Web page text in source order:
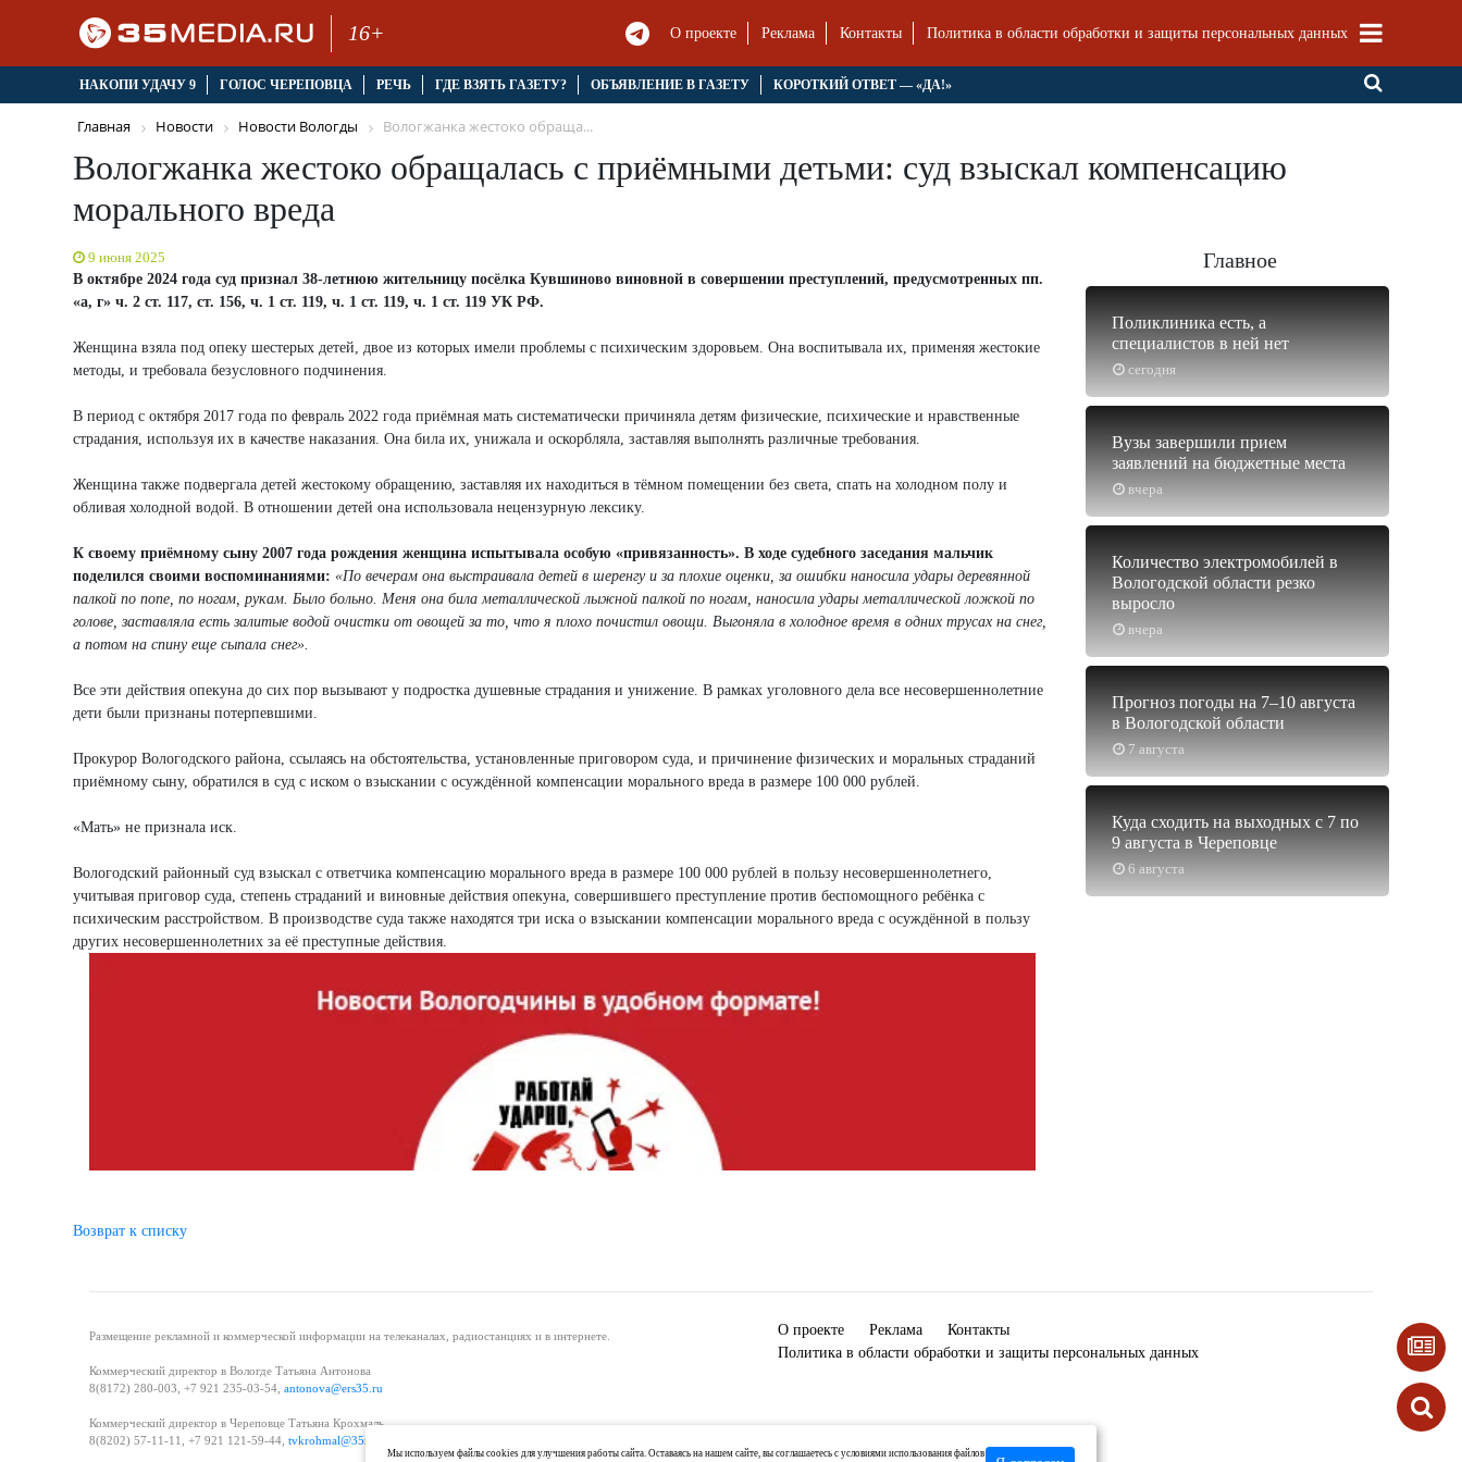
16+ О проекте Реклама Контакты Политика в области обработки и защиты персональных данных
НАКОПИ УДАЧУ 9 ГОЛОС ЧЕРЕПОВЦА РЕЧЬ ГДЕ ВЗЯТЬ ГАЗЕТУ? ОБЪЯВЛЕНИЕ В ГАЗЕТУ КОРОТКИЙ ОТВЕТ — «ДА!»
Главная Новости Новости Вологды Вологжанка жестоко обраща...
Вологжанка жестоко обращалась с приёмными детьми: суд взыскал компенсацию
морального вреда
9 июня 2025
В октябре 2024 года суд признал 38-летнюю жительницу посёлка Кувшиново виновной в совершении преступлений, предусмотренных пп.
«а, г» ч. 2 ст. 117, ст. 156, ч. 1 ст. 119, ч. 1 ст. 119, ч. 1 ст. 119 УК РФ.
Женщина взяла под опеку шестерых детей, двое из которых имели проблемы с психическим здоровьем. Она воспитывала их, применяя жестокие
методы, и требовала безусловного подчинения.
В период с октября 2017 года по февраль 2022 года приёмная мать систематически причиняла детям физические, психические и нравственные
страдания, используя их в качестве наказания. Она била их, унижала и оскорбляла, заставляя выполнять различные требования.
Женщина также подвергала детей жестокому обращению, заставляя их находиться в тёмном помещении без света, спать на холодном полу и
обливая холодной водой. В отношении детей она использовала нецензурную лексику.
К своему приёмному сыну 2007 года рождения женщина испытывала особую «привязанность». В ходе судебного заседания мальчик
поделился своими воспоминаниями: «По вечерам она выстраивала детей в шеренгу и за плохие оценки, за ошибки наносила удары деревянной
палкой по попе, по ногам, рукам. Было больно. Меня она била металлической лыжной палкой по ногам, наносила удары металлической ложкой по
голове, заставляла есть залитые водой очистки от овощей за то, что я плохо почистил овощи. Выгоняла в холодное время в одних трусах на снег,
а потом на спину еще сыпала снег».
Все эти действия опекуна до сих пор вызывают у подростка душевные страдания и унижение. В рамках уголовного дела все несовершеннолетние
дети были признаны потерпевшими.
Прокурор Вологодского района, ссылаясь на обстоятельства, установленные приговором суда, и причинение физических и моральных страданий
приёмному сыну, обратился в суд с иском о взыскании с осуждённой компенсации морального вреда в размере 100 000 рублей.
«Мать» не признала иск.
Вологодский районный суд взыскал с ответчика компенсацию морального вреда в размере 100 000 рублей в пользу несовершеннолетнего,
учитывая приговор суда, степень страданий и виновные действия опекуна, совершившего преступление против беспомощного ребёнка с
психическим расстройством. В производстве суда также находятся три иска о взыскании компенсации морального вреда с осуждённой в пользу
других несовершеннолетних за её преступные действия.
Главное
сегодня
Поликлиника есть, а
специалистов в ней нет
вчера
Вузы завершили прием
заявлений на бюджетные места
вчера
Количество электромобилей в
Вологодской области резко
выросло
7 августа
Прогноз погоды на 7–10 августа
в Вологодской области
6 августа
Куда сходить на выходных с 7 по
9 августа в Череповце
Возврат к списку
Размещение рекламной и коммерческой информации на телеканалах, радиостанциях и в интернете.
Коммерческий директор в Вологде Татьяна Антонова
8(8172) 280-003, +7 921 235-03-54, antonova@ers35.ru
Коммерческий директор в Череповце Татьяна Крохмаль
8(8202) 57-11-11, +7 921 121-59-44, tvkrohmal@35media.ru
О проекте Реклама
Контакты
Политика в области обработки и защиты персональных данных
Мы используем файлы cookies для улучшения работы сайта. Оставаясь на нашем сайте, вы соглашаетесь с условиями использования файлов